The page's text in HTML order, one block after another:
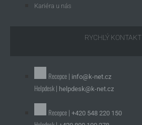
Kariéra u nás
RYCHLÝ KONTAKT
Recepce | info@k-net.cz
Helpdesk | helpdesk@k-net.cz
Recepce | +420 548 220 150